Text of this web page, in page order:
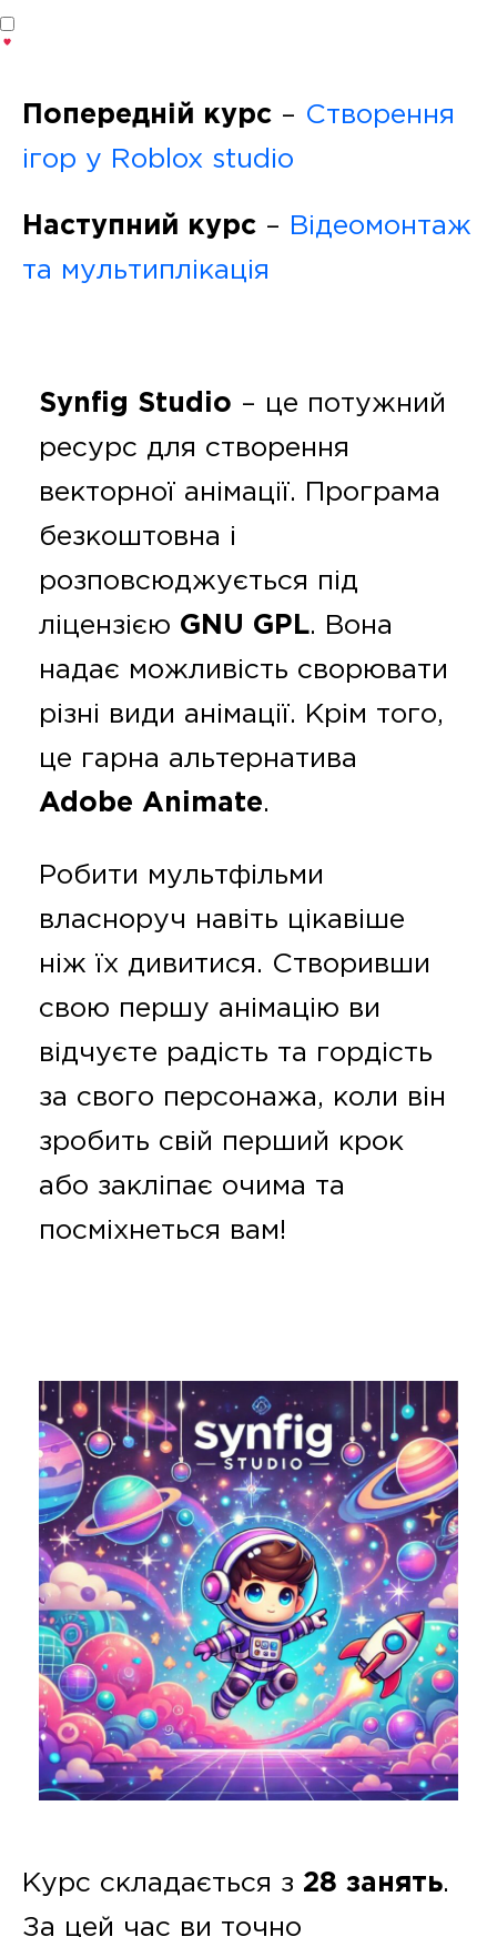
Попередній курс – Створення
ігор у Roblox studio
Наступний курс –
Відеомонтаж
та мультиплікація
Synfig Studio – це потужний
ресурс для створення
векторної анімації. Програма
безкоштовна і
розповсюджується під
ліцензією GNU GPL. Вона
надає можливість сворювати
різні види анімації. Крім того,
це гарна альтернатива
Adobe Animate.
Робити мультфільми
власноруч навіть цікавіше
ніж їх дивитися. Створивши
свою першу анімацію ви
відчуєте радість та гордість
за свого персонажа, коли він
зробить свій перший крок
або закліпає очима та
посміхнеться вам!
Курс складається з 28 занять.
За цей час ви точно